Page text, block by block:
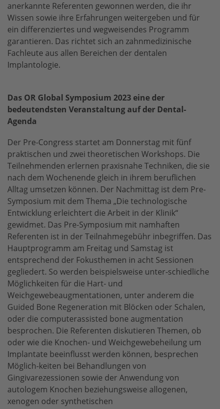
anerkannte Referenten gewonnen werden, die ihr
Wissen sowie ihre Erfahrungen weitergeben und für
ein differenziertes und wegweisendes Programm
garantieren. Das richtet sich an zahnmedizinische
Fachleute aus allen Bereichen der dentalen
Implantologie.
Das OR Global Symposium 2023 eine der
bedeutendsten Veranstaltung auf der Dental-
Agenda
Der Pre-Congress startet am Donnerstag mit fünf
praktischen und zwei theoretischen Workshops. Die
Teilnehmenden erlernen praxisnahe Techniken, die sie
nach dem Wochenende gleich in ihrem beruflichen
Alltag umsetzen können. Der Nachmittag ist dem Pre-
Symposium mit dem Thema „Die technologische
Entwicklung erleichtert die Arbeit in der Klinik“
gewidmet. Das Pre-Symposium mit namhaften
Referenten ist in der Teilnahmegebühr inbegriffen. Das
Hauptprogramm am Freitag und Samstag ist
entsprechend der Fokusthemen in acht Sessionen
gegliedert. So werden beispielsweise unter-schiedliche
Möglichkeiten für die Hart- und
Weichgewebeaugmentationen, unter anderem die
Guided Bone Regeneration mit Blöcken oder Schalen,
oder die computerassisted bone augmentation
besprochen. Die Referenten diskutieren Themen, ob
oder wie die Knochen- und Weichgewebeheilung um
Implantate beeinflusst werden können, besprechen
Möglich-keiten bei Behandlungen von
Gingivarezessionen sowie der Anwendung von
autologem Knochen beziehungsweise allogenen,
xenogen oder synthetischen